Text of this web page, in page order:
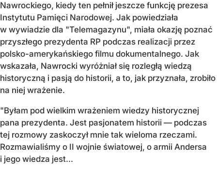
Nawrockiego, kiedy ten pełnił jeszcze funkcję prezesa
Instytutu Pamięci Narodowej. Jak powiedziała
w wywiadzie dla "Telemagazynu", miała okazję poznać
przyszłego prezydenta RP podczas realizacji przez
polsko-amerykańskiego filmu dokumentalnego. Jak
wskazała, Nawrocki wyróżniał się rozległą wiedzą
historyczną i pasją do historii, a to, jak przyznała, zrobiło
na niej wrażenie.
"Byłam pod wielkim wrażeniem wiedzy historycznej
pana prezydenta. Jest pasjonatem historii — podczas
tej rozmowy zaskoczył mnie tak wieloma rzeczami.
Rozmawialiśmy o II wojnie światowej, o armii Andersa
i jego wiedza jest...